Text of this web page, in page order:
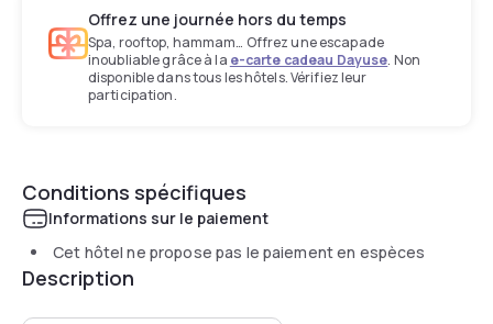
Offrez une journée hors du temps
Spa, rooftop, hammam… Offrez une escapade
inoubliable grâce à la e-carte cadeau Dayuse. Non
disponible dans tous les hôtels. Vérifiez leur
participation.
Conditions spécifiques
Informations sur le paiement
Cet hôtel ne propose pas le paiement en espèces
Description